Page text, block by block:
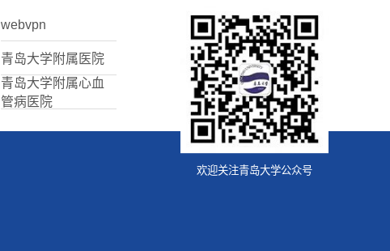
webvpn
青岛大学附属医院
青岛大学附属心血
管病医院
欢迎关注青岛大学公众号